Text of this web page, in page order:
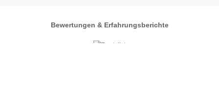
Bewertungen & Erfahrungsberichte